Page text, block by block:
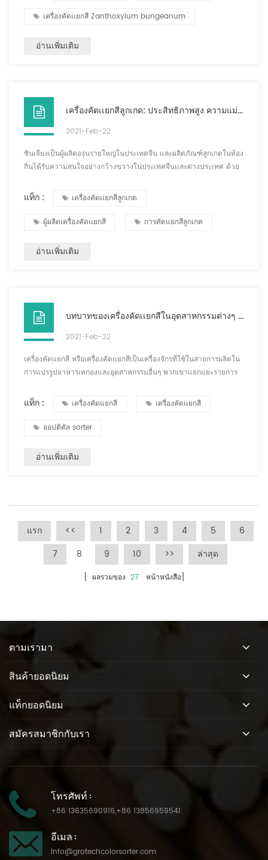
ส่งเสริมการพัฒนาอย่างรวดเร็วของอุตสาหกรรม เครื่องคัดเเยกสีมี
เครื่องคัดเเยกสี Zanthoxylum bungeanum
อ่านเพิ่มเติม
เครื่องคัดเเยกสีลูกเกด: ประสิทธิภาพสูง ความแม่นยำสูง
2021-Feb-22
ซินเจียงเป็นผู้ผลิตองุ่นรายใหญ่ในประเทศจีน และผลิตภัณฑ์ลูกเกดในท้อง
ถิ่นได้รับความสนใจอย่างกว้างขวางในประเทศจีนและต่างประเทศ ด้วย
จีนและต่างประเทศมีความเจริญรุ่งเรืองมากขึ้นเรื่อยๆ การผลิตลูกเกด
อย่างมีประสิทธิภาพได้กลายเป็นสิ่งที่ยากมากจนกระทั่งลักษณะของเครื่อง
คัดแยกสี ต่อไป ผู้ผลิตเครื่องคัดเเยกสี GRO TECH จะให้คำแนะนำโดย
แท็ก : เครื่องคัดเเยกสีลูกเกด
ผู้ผลิตเครื่องคัดเเยกสี การคัดแยกสีลูกเกด
อ่านเพิ่มเติม
บทบาทของเครื่องคัดเเยกสีในอุตสาหกรรมต่างๆ คืออะไร
2021-Feb-22
เครื่องคัดแยกสี หรือเครื่องคัดเเยกสีเป็นเครื่องจักรที่ใช้ในสายการผลิตใน
การแปรรูปอาหารเทกองและอุตสาหกรรมอื่นๆ พวกเขาแยกแยะรายการ
นิวเมติกเพื่อถ่ายโอนรายการที่มีสีไม่อยู่ในช่วงที่ยอมรับได้ อุตสาหกรรม
ทางการเกษตร) อุตสาหกรรมคัดแยกข้าวเป็นตลาดใหญ่แห่งแรก
แท็ก : เครื่องคัดแยกสี เครื่องคัดเเยกสี
ออปติคัล sorter
อ่านเพิ่มเติม
แรก << 1 2 3 4 5
6
7
8 9 10 >> ล่าสุด
[ ผลรวมของ 27หน้าหนังสือ]
ตามเรามา
สินค้ายอดนิยม
แท็กยอดนิยม
สมัครสมาชิกกับเรา
โทรศัพท์ :
+86 13635690916,+86 13856959541
อีเมล :
info@grotechcolorsorter.com